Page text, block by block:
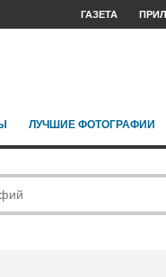
ГАЗЕТА
ЛУЧШИЕ ФОТОГРАФИИ